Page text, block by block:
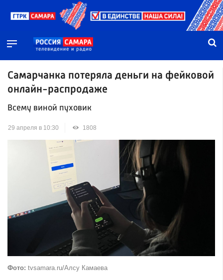
Самарчанка потеряла деньги на фейковой
онлайн-распродаже
Всему виной пуховик
29 апреля в 10:30 1808
Фото: tvsamara.ru/Алсу Камаева